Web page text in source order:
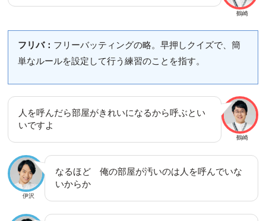
鶴崎
フリバ： フリーバッティングの略。早押しクイズで、簡
単なルールを設定して行う練習のことを指す。
鶴崎
人を呼んだら部屋がきれいになるから呼ぶとい
いですよ
伊沢
なるほど 俺の部屋が汚いのは人を呼んでいな
いからか